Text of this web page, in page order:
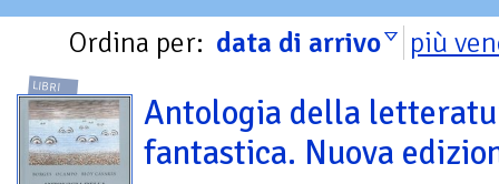
Ordina per: data di arrivo più
LIBRI
Antologia della
fantastica. Nuova